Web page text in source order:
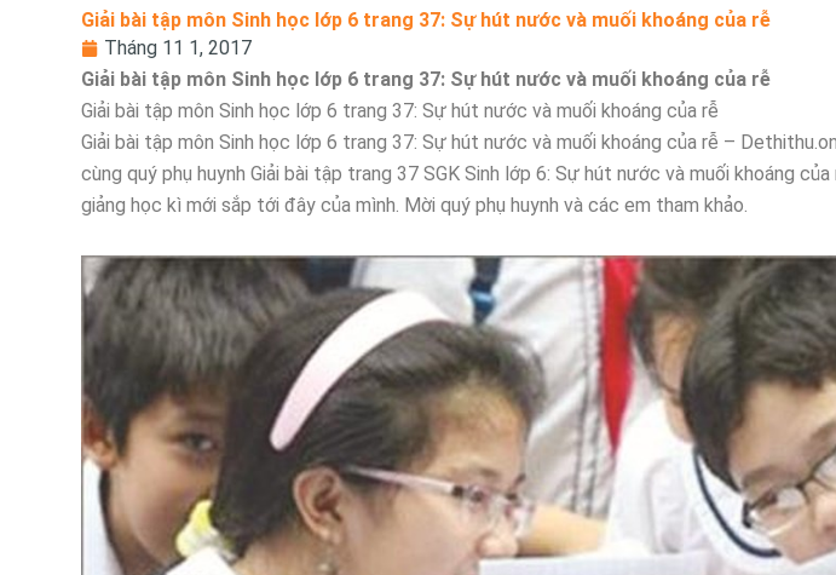
Giải bài tập môn Sinh học lớp 6 trang 37: Sự hút nước và muối khoáng của rễ
Tháng 11 1, 2017
Giải bài tập môn Sinh học lớp 6 trang 37: Sự hút nước và muối khoáng của rễ
Giải bài tập môn Sinh học lớp 6 trang 37: Sự hút nước và muối khoáng của rễ
Giải bài tập môn Sinh học lớp 6 trang 37: Sự hút nước và muối khoáng của rễ –
cùng quý phụ huynh Giải bài tập trang 37 SGK Sinh lớp 6: Sự hút nước và muối khoáng
giảng học kì mới sắp tới đây của mình. Mời quý phụ huynh và các em tham khảo.